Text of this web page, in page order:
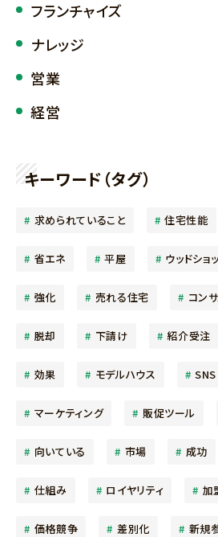
フランチャイズ
ナレッジ
営業
経営
キーワード（タグ）
求められていること 住宅性能
省エネ 平屋 ウッドショ
強化 売れる住宅 コン
脱却 下請け 紹介受注
効果 モデルハウス SNS
マーケティング 販促ツール
向いている 市場 成功
仕組み ロイヤリティ 加
価格競争 差別化 新規